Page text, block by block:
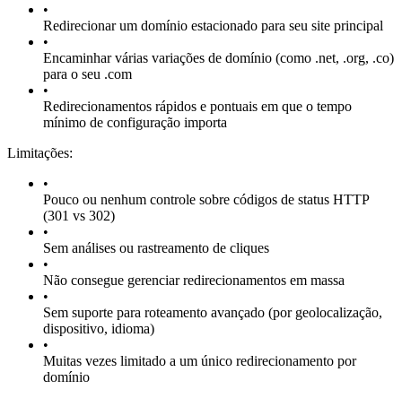
•
Redirecionar um domínio estacionado para seu site principal
•
Encaminhar várias variações de domínio (como .net, .org, .co)
para o seu .com
•
Redirecionamentos rápidos e pontuais em que o tempo
mínimo de configuração importa
Limitações:
•
Pouco ou nenhum controle sobre códigos de status HTTP
(301 vs 302)
•
Sem análises ou rastreamento de cliques
•
Não consegue gerenciar redirecionamentos em massa
•
Sem suporte para roteamento avançado (por geolocalização,
dispositivo, idioma)
•
Muitas vezes limitado a um único redirecionamento por
domínio